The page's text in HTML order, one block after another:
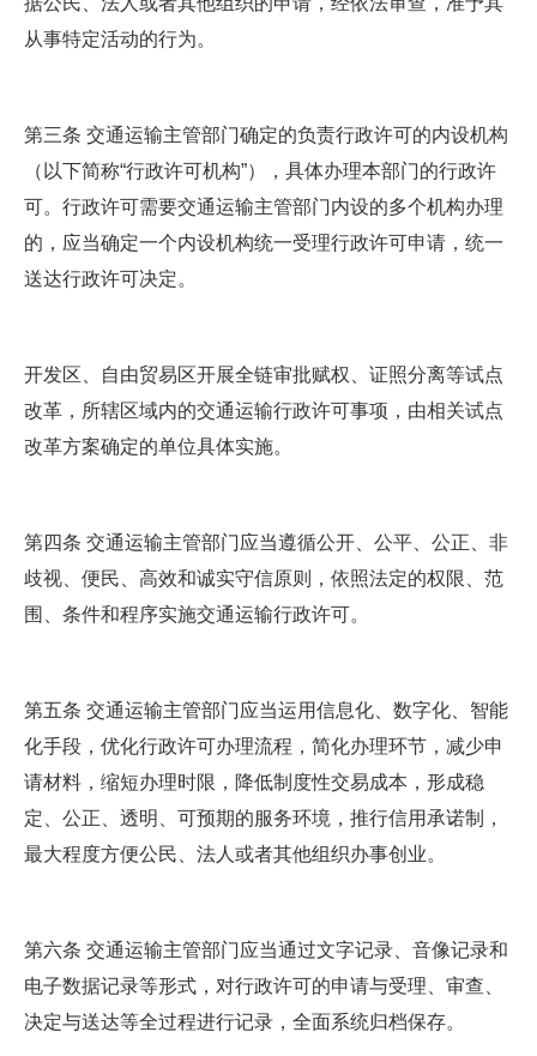
从事特定活动的行为。
第三条 交通运输主管部门确定的负责行政许可的内设机构
（以下简称“行政许可机构”），具体办理本部门的行政许
可。行政许可需要交通运输主管部门内设的多个机构办理
的，应当确定一个内设机构统一受理行政许可申请，统一
送达行政许可决定。
开发区、自由贸易区开展全链审批赋权、证照分离等试点
改革，所辖区域内的交通运输行政许可事项，由相关试点
改革方案确定的单位具体实施。
第四条 交通运输主管部门应当遵循公开、公平、公正、非
歧视、便民、高效和诚实守信原则，依照法定的权限、范
围、条件和程序实施交通运输行政许可。
第五条 交通运输主管部门应当运用信息化、数字化、智能
化手段，优化行政许可办理流程，简化办理环节，减少申
请材料，缩短办理时限，降低制度性交易成本，形成稳
定、公正、透明、可预期的服务环境，推行信用承诺制，
最大程度方便公民、法人或者其他组织办事创业。
第六条 交通运输主管部门应当通过文字记录、音像记录和
电子数据记录等形式，对行政许可的申请与受理、审查、
决定与送达等全过程进行记录，全面系统归档保存。